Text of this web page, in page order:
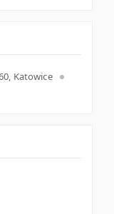
Katowice